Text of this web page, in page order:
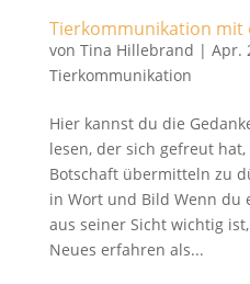
Tierkommunikation mit
von Tina Hillebrand | Apr.
Tierkommunikation
Hier kannst du die
lesen, der sich gefreut
Botschaft übermitteln zu
in Wort und Bild Wenn du
aus seiner Sicht wichtig
Neues erfahren als...